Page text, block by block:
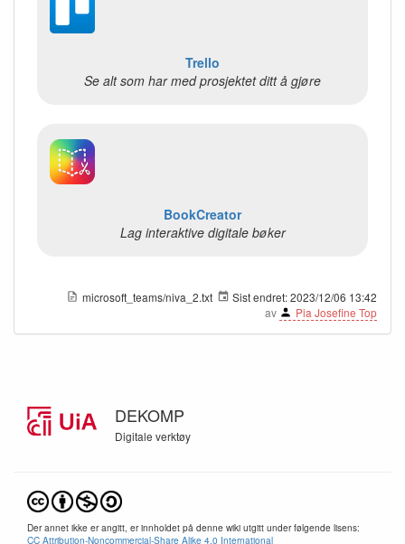
Trello
Se alt som har med prosjektet ditt å gjøre
BookCreator
Lag interaktive digitale bøker
microsoft_teams/niva_2.txt Sist endret:2023/12/06 13:42
av
Pia Josefine Top
DEKOMP
Digitale verktøy
Der annet ikke er angitt, er innholdet på denne wiki utgitt under følgende lisens:
CC Attribution-Noncommercial-Share Alike 4.0 International